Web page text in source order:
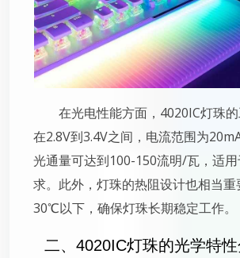
在光电性能方面，4020IC灯珠
在2.8V到3.4V之间，电流范围为
光通量可达到100-150流明/瓦，适
求。此外，灯珠的热阻设计也相当重
30℃以下，确保灯珠长期稳定工作。
二、4020IC灯珠的光学特